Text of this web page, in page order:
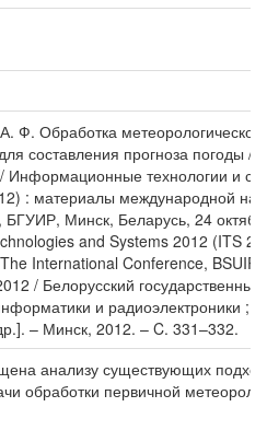
Ф. Обработка метеорологической
составления прогноза погоды /
Информационные технологии и
: материалы международной
Минск, Беларусь, 24
and Systems 2012 (ITS
International Conference,
/ Белорусский государственный
и радиоэлектроники ;
– Минск, 2012. – C. 331–332.
анализу существующих
обработки первичной